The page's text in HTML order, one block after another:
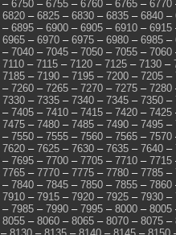
– 6750 – 6755 – 6760 – 6765 – 6770
6820 – 6825 – 6830 – 6835 – 6840 –
– 6895 – 6900 – 6905 – 6910 – 6915
6965 – 6970 – 6975 – 6980 – 6985 –
– 7040 – 7045 – 7050 – 7055 – 7060
7110 – 7115 – 7120 – 7125 – 7130 –
7185 – 7190 – 7195 – 7200 – 7205 –
– 7260 – 7265 – 7270 – 7275 – 7280
7330 – 7335 – 7340 – 7345 – 7350 –
– 7405 – 7410 – 7415 – 7420 – 7425
7475 – 7480 – 7485 – 7490 – 7495 –
– 7550 – 7555 – 7560 – 7565 – 7570
7620 – 7625 – 7630 – 7635 – 7640 –
– 7695 – 7700 – 7705 – 7710 – 7715
7765 – 7770 – 7775 – 7780 – 7785 –
– 7840 – 7845 – 7850 – 7855 – 7860
7910 – 7915 – 7920 – 7925 – 7930 –
– 7985 – 7990 – 7995 – 8000 – 8005
8055 – 8060 – 8065 – 8070 – 8075 –